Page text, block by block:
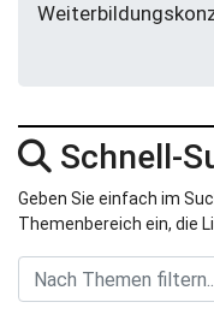
Schnell-
Geben Sie einfach im
Themenbereich ein, die